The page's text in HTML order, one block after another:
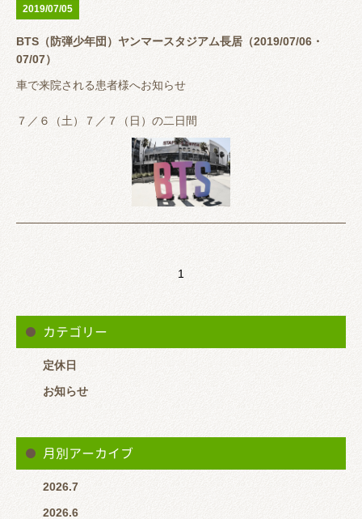
午後の診察は通常通り
16:00〜20:00
でしておりますので、よろしくお願いいたします✨
※16：00から診察予定ですが交通状況により間に合わないこと
もありますので、来院前には一度お電話ください。
またＬＩＮＥでもご予約できますので、ご登録お願いいたしま
2019/07/05
BTS（防弾少年団）ヤンマースタジアム長居（2019/07/06・
07/07）
車で来院される患者様へお知らせ
７／６（土）７／７（日）の二日間
BTS（防弾少年団）ヤンマースタジアム長居でコンサートが行わ
整骨院は通常通り、朝から営業しておりますが、コンサートの影
響で近隣のパーキングエリアが朝から満車になっている可能性が
また当日は通常より料金が高く、上限撤廃されていることが多い
1
カテゴリー
定休日
お知らせ
月別アーカイブ
2026.7
2026.6